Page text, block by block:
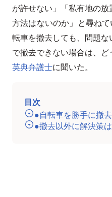
が許せない」「私有地の
方法はないのか」と尋ね
転車を撤去しても、問題
で撤去できない場合は、ど
英典弁護士に聞いた。
目次
●自転車を勝手に撤
●撤去以外に解決策